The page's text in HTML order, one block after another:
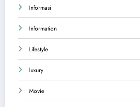
Informasi
Information
Lifestyle
luxury
Movie